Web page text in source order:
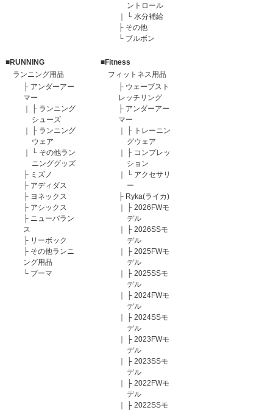
ントロール
｜
└ 水分補給
├ その他
└ ブルボン
■RUNNING
ランニング用品
├ アンダーアー
マー
｜
├ ランニング
シューズ
｜
├ ランニング
ウェア
｜
└ その他ラン
ニンググッズ
├ ミズノ
├ アディダス
├ ヨネックス
├ アシックス
├ ニューバラン
ス
├ リーボック
├ その他ランニ
ング用品
└ プーマ
■Fitness
フィットネス用品
├ ウェーブスト
レッチリング
├ アンダーアー
マー
｜
├ トレーニン
グウェア
｜
├ コンプレッ
ション
｜
└ アクセサリ
ー
├ Ryka(ライカ)
｜
├ 2026FWモ
デル
｜
├ 2026SSモ
デル
｜
├ 2025FWモ
デル
｜
├ 2025SSモ
デル
｜
├ 2024FWモ
デル
｜
├ 2024SSモ
デル
｜
├ 2023FWモ
デル
｜
├ 2023SSモ
デル
｜
├ 2022FWモ
デル
｜
├ 2022SSモ